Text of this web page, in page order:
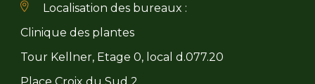
Localisation des bureaux :
Clinique des plantes
Tour Kellner, Etage 0, local d.077.20